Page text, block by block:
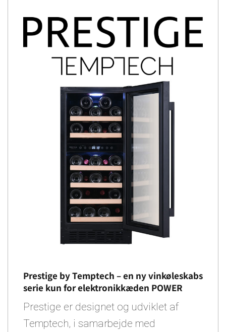
Prestige by Temptech – en ny vinkøleskabs
serie kun for elektronikkæden POWER
Prestige er designet og udviklet af
Temptech, i samarbejde med